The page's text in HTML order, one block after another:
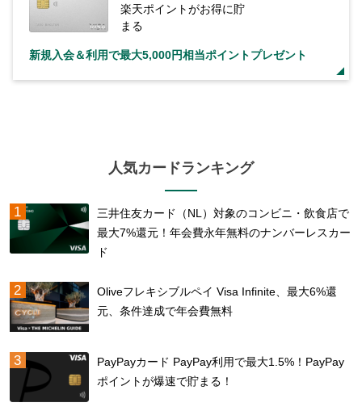
楽天ポイントがお得に貯
まる
新規入会＆利用で最大5,000円相当ポイントプレゼント
人気カードランキング
三井住友カード（NL）対象のコンビニ・飲食店で
最大7%還元！年会費永年無料のナンバーレスカー
ド
Oliveフレキシブルペイ Visa Infinite、最大6%還
元、条件達成で年会費無料
PayPayカード PayPay利用で最大1.5%！PayPay
ポイントが爆速で貯まる！